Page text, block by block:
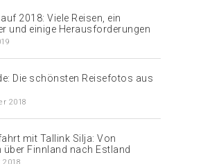
2018: Viele Reisen, ein
und einige Herausforderungen
Die schönsten Reisefotos aus
2018
mit Tallink Silja: Von
über Finnland nach Estland